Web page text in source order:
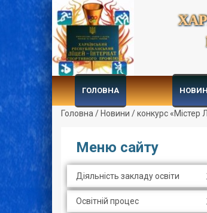
ГОЛОВНА
Головна / Новини /конкурс «Містер
Меню сайту
Діяльність закладу освіти
Освітній процес